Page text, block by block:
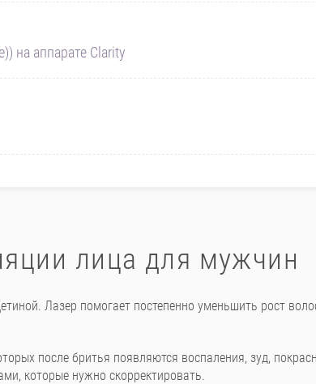
на аппарате Clarity
лица для мужчин
Лазер помогает постепенно уменьшить рост
после бритья появляются воспаления, зуд,
которые нужно скорректировать.